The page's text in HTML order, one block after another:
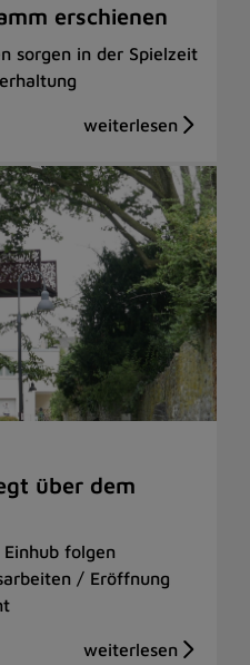
erschienen
sorgen in der Spielzeit
über dem
folgen
/ Eröffnung